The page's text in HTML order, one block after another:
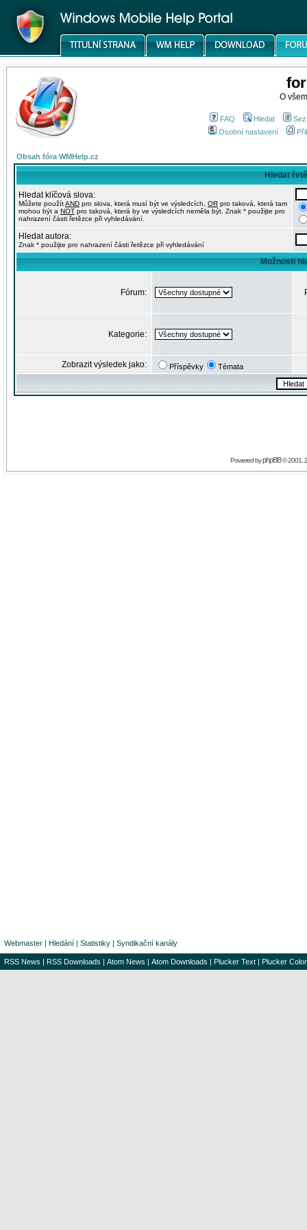
O
FAQ Hledat
Osobní nastavení
Obsah fóra WMHelp.cz
Hledat
Hledat klíčová slova:
Můžete použítAND pro slova, která musí být ve výsledcích, OR pro taková, která tam
mohou být a NOT pro taková, která by ve výsledcích neměla být. Znak * použijte pro
nahrazení části řetězce při vyhledávání.
Hledat autora:
Znak * použijte pro nahrazení části řetězce při vyhledávání
Možnosti
Fórum:
Kategorie:
Zobrazit výsledek jako: Příspěvky Témata
Powered byphpBB© 2001,
Webmaster | Hledání | Statistiky | Syndikační kanály
RSS News | RSS Downloads | Atom News | Atom Downloads | Plucker Text | Plucker Color